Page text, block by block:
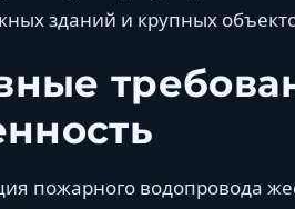
зданий и крупных
пожарного водопровода